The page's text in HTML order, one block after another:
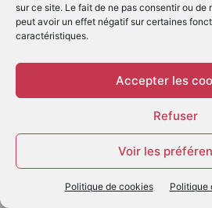
sur ce site. Le fait de ne pas consentir ou de
peut avoir un effet négatif sur certaines
caractéristiques.
Accepter les
Refuser
Voir les
Politique de cookies Politique